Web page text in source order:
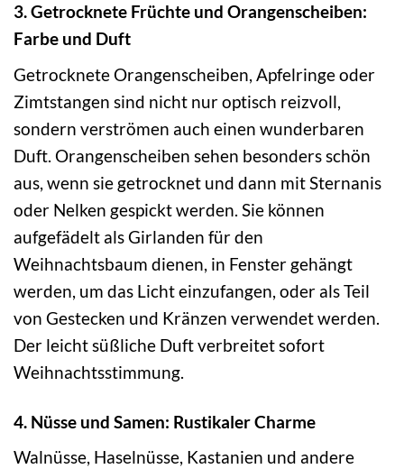
3. Getrocknete Früchte und Orangenscheiben:
Farbe und Duft
Getrocknete Orangenscheiben, Apfelringe oder
Zimtstangen sind nicht nur optisch reizvoll,
sondern verströmen auch einen wunderbaren
Duft. Orangenscheiben sehen besonders schön
aus, wenn sie getrocknet und dann mit Sternanis
oder Nelken gespickt werden. Sie können
aufgefädelt als Girlanden für den
Weihnachtsbaum dienen, in Fenster gehängt
werden, um das Licht einzufangen, oder als Teil
von Gestecken und Kränzen verwendet werden.
Der leicht süßliche Duft verbreitet sofort
Weihnachtsstimmung.
4. Nüsse und Samen: Rustikaler Charme
Walnüsse, Haselnüsse, Kastanien und andere